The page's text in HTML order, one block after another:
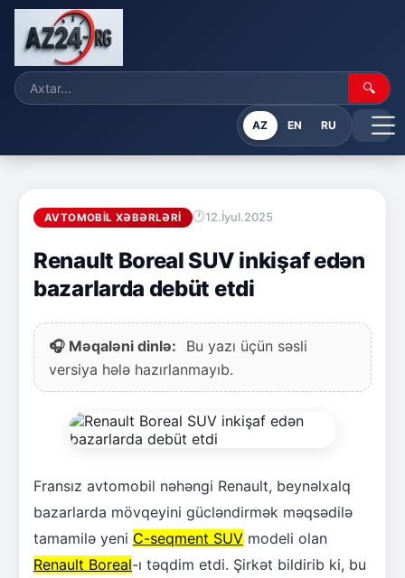
🔍
AZ EN RU
AVTOMOBIL XƏBƏRLƏRI 12.İyul.2025
Renault Boreal SUV inkişaf edən
bazarlarda debüt etdi
🎧 Məqaləni dinlə:
Bu yazı üçün səsli
versiya hələ hazırlanmayıb.
Fransız avtomobil nəhəngi Renault, beynəlxalq
bazarlarda mövqeyini gücləndirmək məqsədilə
tamamilə yeni C-seqment SUV modeli olan
Renault Boreal-ı təqdim etdi. Şirkət bildirib ki, bu